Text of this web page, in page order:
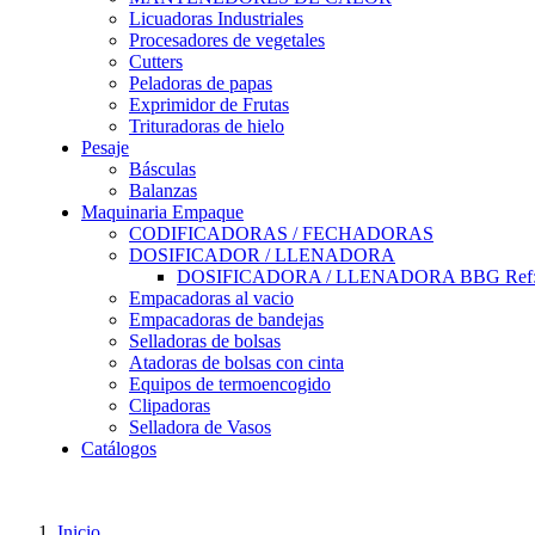
Licuadoras Industriales
Procesadores de vegetales
Cutters
Peladoras de papas
Exprimidor de Frutas
Trituradoras de hielo
Pesaje
Básculas
Balanzas
Maquinaria Empaque
CODIFICADORAS / FECHADORAS
DOSIFICADOR / LLENADORA
DOSIFICADORA / LLENADORA BBG
Empacadoras al vacio
Empacadoras de bandejas
Selladoras de bolsas
Atadoras de bolsas con cinta
Equipos de termoencogido
Clipadoras
Selladora de Vasos
Catálogos